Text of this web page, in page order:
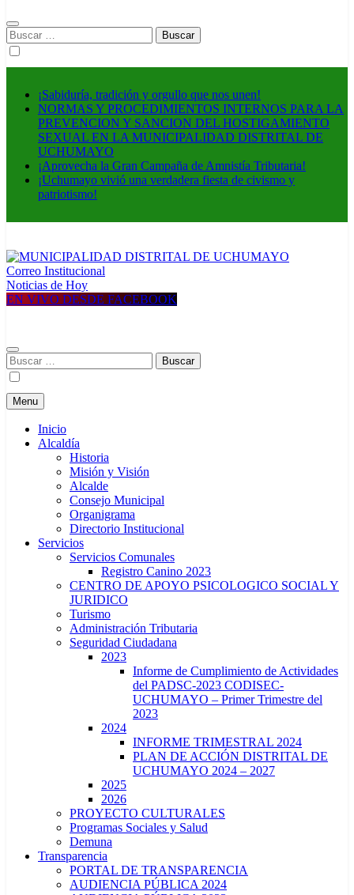
Buscar:
¡Sabiduría, tradición y orgullo que nos unen!
NORMAS Y PROCEDIMIENTOS INTERNOS PARA LA
PREVENCION Y SANCION DEL HOSTIGAMIENTO
SEXUAL EN LA MUNICIPALIDAD DISTRITAL DE
UCHUMAYO
¡Aprovecha la Gran Campaña de Amnistía Tributaria!
¡Uchumayo vivió una verdadera fiesta de civismo y
patriotismo!
MUNICIPALIDAD DISTRITAL DE UCHUMAYO
Construyendo una nueva Historia
Correo Institucional
Noticias de Hoy
EN VIVO DESDE FACEBOOK
Buscar:
Menu
Inicio
Alcaldía
Historia
Misión y Visión
Alcalde
Consejo Municipal
Organigrama
Directorio Institucional
Servicios
Servicios Comunales
Registro Canino 2023
CENTRO DE APOYO PSICOLOGICO SOCIAL Y
JURIDICO
Turismo
Administración Tributaria
Seguridad Ciudadana
2023
Informe de Cumplimiento de Actividades
del PADSC-2023 CODISEC-
UCHUMAYO – Primer Trimestre del
2023
2024
INFORME TRIMESTRAL 2024
PLAN DE ACCIÓN DISTRITAL DE
UCHUMAYO 2024 – 2027
2025
2026
PROYECTO CULTURALES
Programas Sociales y Salud
Demuna
Transparencia
PORTAL DE TRANSPARENCIA
AUDIENCIA PÚBLICA 2024